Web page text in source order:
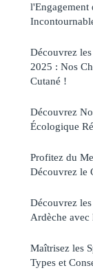
l'Engagement
Découvrez
2025 : Nos
Cutané !
Découvrez
Écologique
Profitez du
Découvrez le
Découvrez
Ardèche avec
Maîtrisez les
Types et